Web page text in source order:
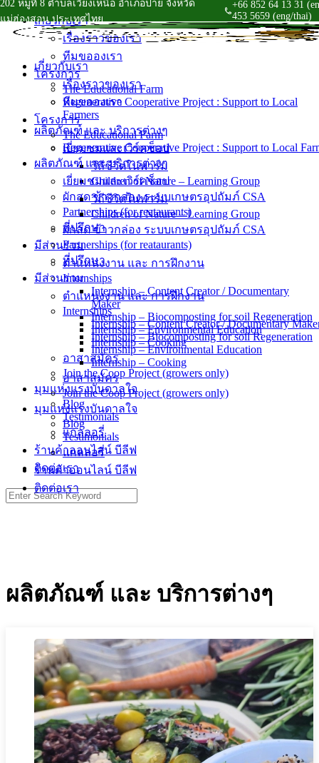
Skip
to
202 หมู่ที่ 8 ตำบลเวียงเหนือ อำเภอปาย จังหวัด
แม่ฮ่องสอน ประเทศไทย
+66 852 64 13 31
453 5659 (eng/thai)
เกี่ยวกับเรา
เรื่องราวของเรา
ทีมขอองเรา
โครงการ
The Educational Farm
Regenerative Cooperative Project : Support to Local
ผลิตภัณฑ์ และ บริการต่างๆ
เยี่ยมชมและเวิร์คช็อป
วิถีชีวิตในฟาร์ม
Children of Nature – Learning Group
ผักสด ข้าวกล่อง ระบบเกษตรอุปถัมภ์ CSA
Partnerships (for reataurants)
ที่ปรึกษา
มีส่วนร่วม
ตำแหน่งงาน และ การฝึกงาน
Internships
Internship – Content Creator / Documentary
Internship – Biocomposting for soil Regeneration
Internship – Environmental Education
Internship – Cooking
อาสาสมัคร
Join the Coop Project (growers only)
มุมแห่งแรงบันดาลใจ
Blog
Testimonials
แกลลอรี่
ร้านค้าออนไลน์ บีลีฟ
ติดต่อเรา
เกี่ยวกับเรา
เรื่องราวของเรา
ทีมขอองเรา
โครงการ
The Educational Farm
Regenerative Cooperative Project : Support to Local
Farmers
ผลิตภัณฑ์ และ บริการต่างๆ
เยี่ยมชมและเวิร์คช็อป
วิถีชีวิตในฟาร์ม
Children of Nature – Learning Group
ผักสด ข้าวกล่อง ระบบเกษตรอุปถัมภ์ CSA
Partnerships (for reataurants)
ที่ปรึกษา
มีส่วนร่วม
ตำแหน่งงาน และ การฝึกงาน
Internships
Internship – Content Creator / Documentary
Maker
Internship – Biocomposting for soil Regeneration
Internship – Environmental Education
Internship – Cooking
อาสาสมัคร
Join the Coop Project (growers only)
มุมแห่งแรงบันดาลใจ
Blog
Testimonials
แกลลอรี่
ร้านค้าออนไลน์ บีลีฟ
ติดต่อเรา
Search
for:
ผลิตภัณฑ์ และ บริการต่างๆ